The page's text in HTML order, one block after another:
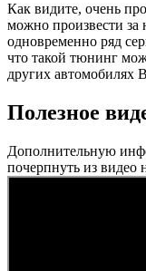
Как видите, очень
можно произвести за
одновременно ряд
что такой тюнинг
других автомобилях
Полезное
Дополнительную
почерпнуть из видео